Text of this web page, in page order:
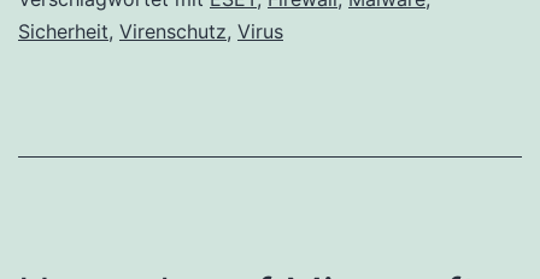
Sicherheit, Virenschutz, Virus